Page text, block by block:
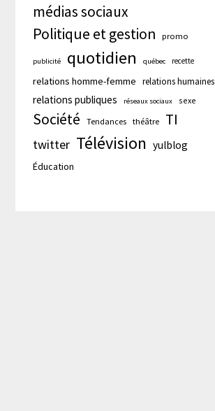
médias sociaux
Politique et gestion
promo
publicité quotidien québec recette
relations homme-femme relations humaines
relations publiques réseaux sociaux sexe
Société Tendances théâtre TI
twitter Télévision yulblog
Éducation